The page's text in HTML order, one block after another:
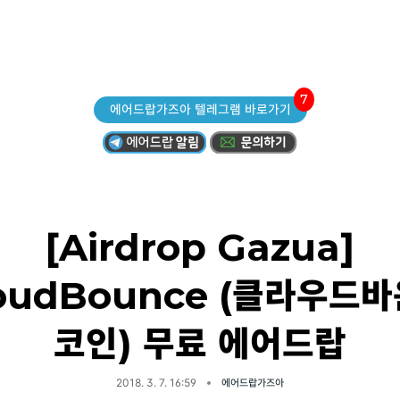
에어드랍가즈아 텔레그램 바로가기
7
[Airdrop Gazua]
(클라우드바
코인) 무료 에어드랍
2018. 3. 7. 16:59 에어드랍가즈아